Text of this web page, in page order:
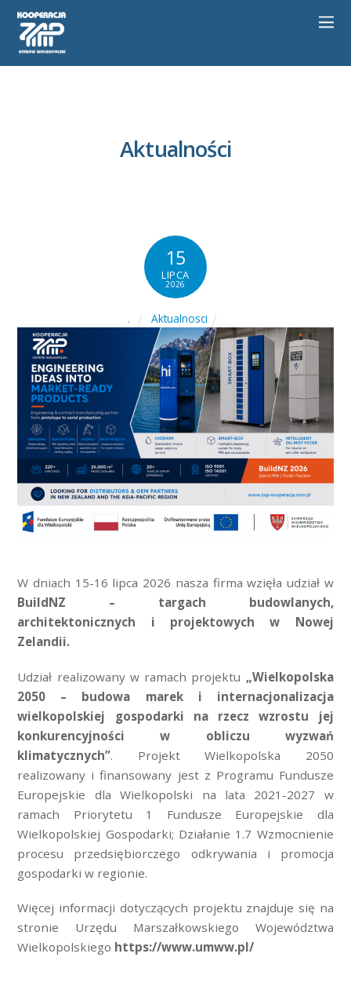
Aktualności
15
LIPCA
2026
. Aktualnosci
W dniach 15-16 lipca 2026 nasza firma wzięła udział w
BuildNZ – targach budowlanych,
architektonicznych i projektowych w Nowej
Zelandii.
Udział realizowany w ramach projektu „Wielkopolska
2050 – budowa marek i internacjonalizacja
wielkopolskiej gospodarki na rzecz wzrostu jej
konkurencyjności w obliczu wyzwań
klimatycznych”. Projekt Wielkopolska 2050
realizowany i finansowany jest z Programu Fundusze
Europejskie dla Wielkopolski na lata 2021-2027 w
ramach Priorytetu 1 Fundusze Europejskie dla
Wielkopolskiej Gospodarki; Działanie 1.7 Wzmocnienie
procesu przedsiębiorczego odkrywania i promocja
gospodarki w regionie.
Więcej informacji dotyczących projektu znajduje się na
stronie Urzędu Marszałkowskiego Województwa
Wielkopolskiego https://www.umww.pl/